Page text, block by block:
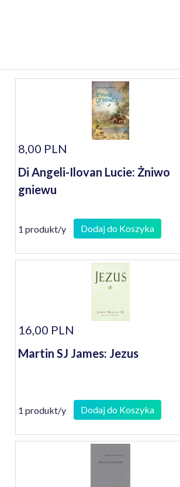
8,00 PLN
Di Angeli-Ilovan Lucie: Żniwo
gniewu
1 produkt/y Dodaj do Koszyka
16,00 PLN
Martin SJ James: Jezus
1 produkt/y Dodaj do Koszyka